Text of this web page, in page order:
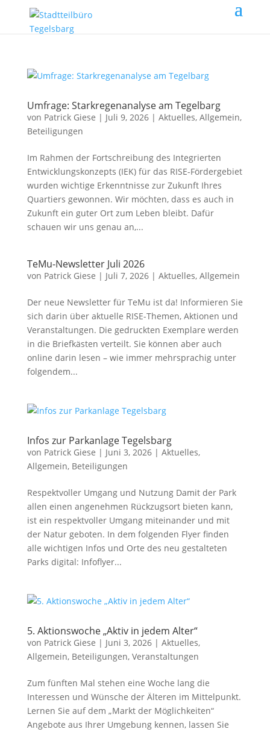
Umfrage: Starkregenanalyse am Tegelbarg
von Patrick Giese | Juli 9, 2026| Aktuelles, Allgemein,
Beteiligungen
Im Rahmen der Fortschreibung des Integrierten
Entwicklungskonzepts (IEK) für das RISE-Fördergebiet
wurden wichtige Erkenntnisse zur Zukunft Ihres
Quartiers gewonnen. Wir möchten, dass es auch in
Zukunft ein guter Ort zum Leben bleibt. Dafür
schauen wir uns genau an,...
TeMu-Newsletter Juli 2026
von Patrick Giese | Juli 7, 2026| Aktuelles, Allgemein
Der neue Newsletter für TeMu ist da! Informieren Sie
sich darin über aktuelle RISE-Themen, Aktionen und
Veranstaltungen. Die gedruckten Exemplare werden
in die Briefkästen verteilt. Sie können aber auch
online darin lesen – wie immer mehrsprachig unter
folgendem...
Infos zur Parkanlage Tegelsbarg
von Patrick Giese | Juni 3, 2026| Aktuelles,
Allgemein, Beteiligungen
Respektvoller Umgang und Nutzung Damit der Park
allen einen angenehmen Rückzugsort bieten kann,
ist ein respektvoller Umgang miteinander und mit
der Natur geboten. In dem folgenden Flyer finden
alle wichtigen Infos und Orte des neu gestalteten
Parks digital: Infoflyer...
5. Aktionswoche „Aktiv in jedem Alter“
von Patrick Giese | Juni 3, 2026| Aktuelles,
Allgemein, Beteiligungen, Veranstaltungen
Zum fünften Mal stehen eine Woche lang die
Interessen und Wünsche der Älteren im Mittelpunkt.
Lernen Sie auf dem „Markt der Möglichkeiten“
Angebote aus Ihrer Umgebung kennen, lassen Sie